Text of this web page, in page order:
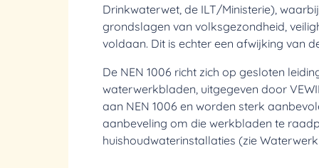
Drinkwaterwet, de ILT/Ministerie),
grondslagen van volksgezondheid,
voldaan. Dit is echter een afwijking van
De NEN 1006 richt zich op gesloten
waterwerkbladen, uitgegeven door
aan NEN 1006 en worden sterk
aanbeveling om die werkbladen te
huishoudwaterinstallaties (zie